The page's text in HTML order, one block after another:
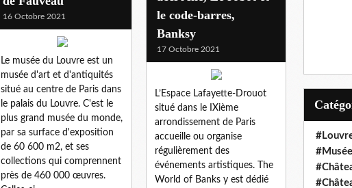
le code-barres,
Banksy
17 Octobre 2021
L’Espace Lafayette-Drouot
situé dans le IXième
arrondissement de Paris
accueille ou organise
régulièrement des
événements artistiques. The
World of Banks y est dédié
16 Octobre 2021
Le musée du Louvre est un
musée d'art et d'antiquités
situé au centre de Paris dans
le palais du Louvre. C'est le
plus grand musée du monde,
par sa surface d'exposition
de 60 600 m2, et ses
collections qui comprennent
près de 460 000 œuvres.